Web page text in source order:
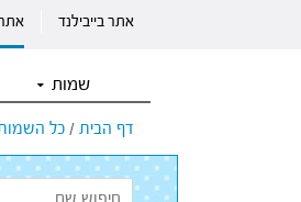
אתר בייבילנד
שמות
דף הבית / כל